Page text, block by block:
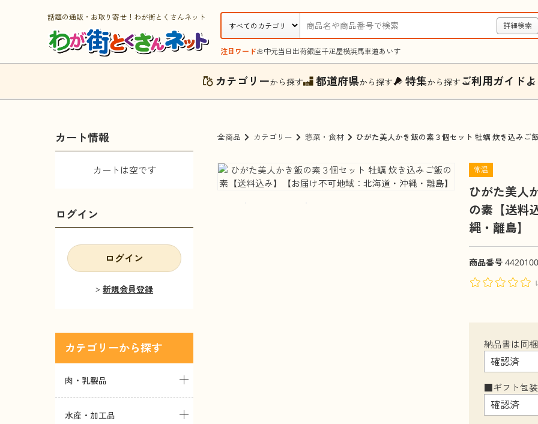
話題の通販・お取り寄せ！わが街とくさんネット
詳細検索
注目ワードお中元当日出荷銀座千疋屋横浜馬車道あいす
カテゴリーから探す 都道府県から探す 特集から探す ご利用ガイド
全商品 カテゴリー 惣菜・食材 ひがた美人かき飯の素３個セット 牡蠣 炊き込み
常温
ひがた美人
の素【送料
縄・離島】
商品番号
納品書は同
■ギフト包
カート情報
カートは空です
ログイン
ログイン
新規会員登録
カテゴリー
肉・乳製品
水産・加工品